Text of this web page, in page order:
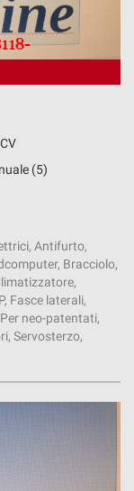
(5)
Antifurto,
Bracciolo,
Fasce laterali,
neo-patentati,
Servosterzo,